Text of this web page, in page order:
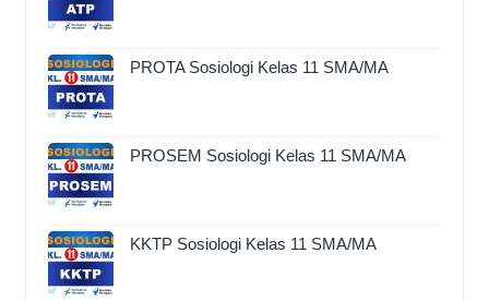
PROTA Sosiologi Kelas 11 SMA/MA
PROSEM Sosiologi Kelas 11 SMA/MA
KKTP Sosiologi Kelas 11 SMA/MA